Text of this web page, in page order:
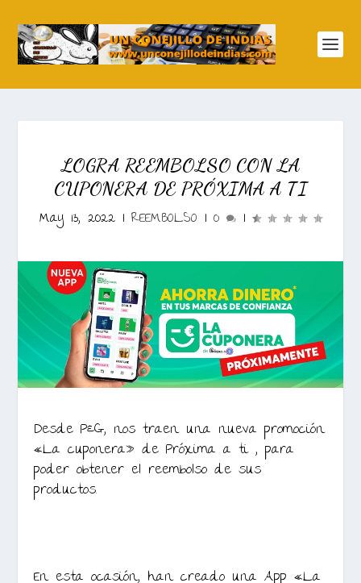
LOGRA REEMBOLSO CON LA
CUPONERA DE PRÓXIMA A TI
May 13, 2022 | REEMBOLSO | 0 |
Desde P&G, nos traen una nueva promoción
«La cuponera» de Próxima a ti , para
poder obtener el reembolso de sus
productos.
En esta ocasión, han creado una App «La